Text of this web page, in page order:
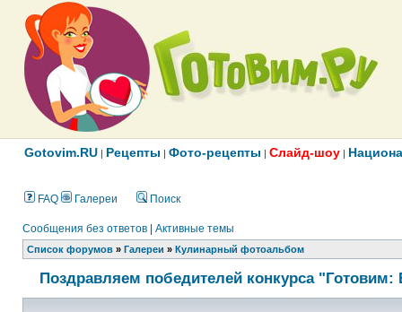
Gotovim.RU | Рецепты | Фото-рецепты | Слайд-шоу |
FAQ Галереи Поиск
Сообщения без ответов Активные темы
Список форумов » Галереи » Кулинарный фотоальбом
Поздравляем победителей конкурса